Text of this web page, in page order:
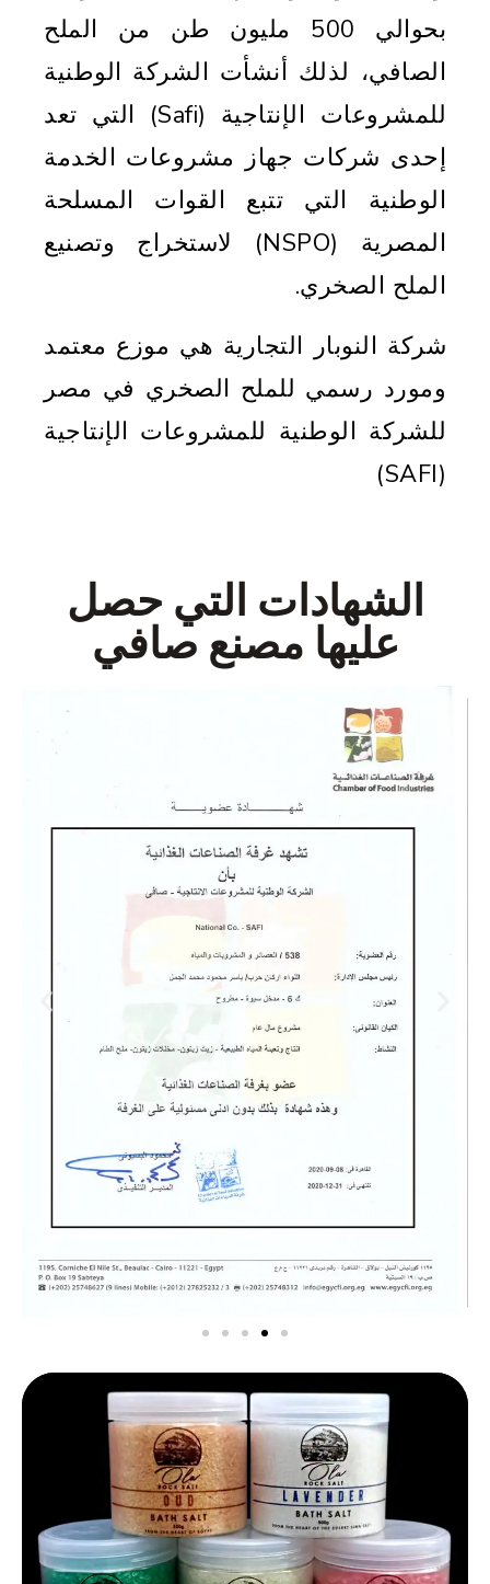
بحوالي 500 مليون طن من الملح
الصافي، لذلك أنشأت الشركة الوطنية
للمشروعات الإنتاجية (Safi) التي تعد
إحدى شركات جهاز مشروعات الخدمة
الوطنية التي تتبع القوات المسلحة
المصرية (NSPO) لاستخراج وتصنيع
الملح الصخري.
شركة النوبار التجارية هي موزع معتمد
ومورد رسمي للملح الصخري في مصر
للشركة الوطنية للمشروعات الإنتاجية
(SAFI)
الشهادات التي حصل
عليها مصنع صافي